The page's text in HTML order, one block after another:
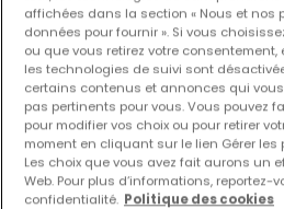
Commerces à louer à
Commerces à louer à
Commerces à louer à
Commerces à louer à
affichées dans la section « Nous et nos
données pour fournir ». Si vous
ou que vous retirez votre consentement,
les technologies de suivi sont
certains contenus et annonces qui
pas pertinents pour vous. Vous pouvez
pour modifier vos choix ou pour retirer
moment en cliquant sur le lien Gérer
Les choix que vous avez fait aurons un
Web. Pour plus d’informations,
confidentialité. Politique des cookies